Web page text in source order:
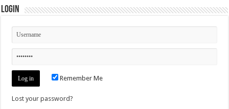
Login
Remember Me
Lost your password?